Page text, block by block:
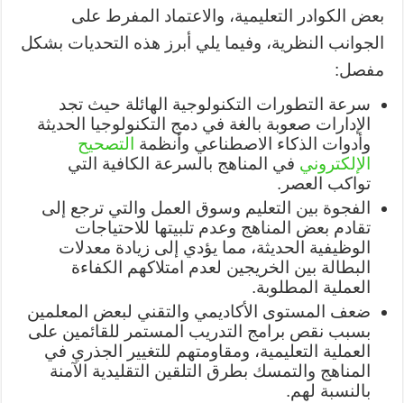
بعض الكوادر التعليمية، والاعتماد المفرط على
الجوانب النظرية، وفيما يلي أبرز هذه التحديات بشكل
مفصل:
سرعة التطورات التكنولوجية الهائلة حيث تجد
الإدارات صعوبة بالغة في دمج التكنولوجيا الحديثة
وأدوات الذكاء الاصطناعي وأنظمة التصحيح
الإلكتروني في المناهج بالسرعة الكافية التي
تواكب العصر.
الفجوة بين التعليم وسوق العمل والتي ترجع إلى
تقادم بعض المناهج وعدم تلبيتها للاحتياجات
الوظيفية الحديثة، مما يؤدي إلى زيادة معدلات
البطالة بين الخريجين لعدم امتلاكهم الكفاءة
العملية المطلوبة.
ضعف المستوى الأكاديمي والتقني لبعض المعلمين
بسبب نقص برامج التدريب المستمر للقائمين على
العملية التعليمية، ومقاومتهم للتغيير الجذري في
المناهج والتمسك بطرق التلقين التقليدية الآمنة
بالنسبة لهم.